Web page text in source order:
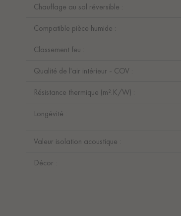
Chauffage au sol réversible :
Compatible pièce humide :
Classement feu :
Qualité de l'air intérieur - COV :
Résistance thermique (m².K/W) :
Longévité :
Valeur isolation acoustique :
Décor :